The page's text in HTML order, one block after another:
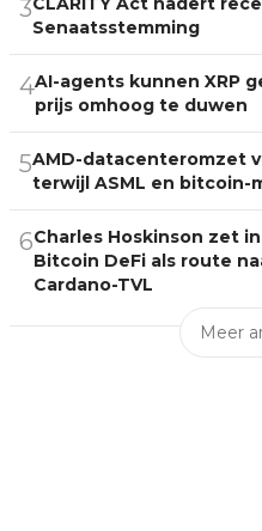
3
Senaatsstemming
4AI-agents kunnen XRP
prijs omhoog te duwen
5AMD-datacenteromzet
terwijl ASML en bitcoin-
6Charles Hoskinson zet in
Bitcoin DeFi als route
Cardano-TVL
Meer